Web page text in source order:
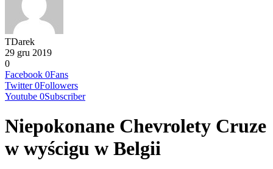
TDarek
29 gru 2019
0
Facebook 0Fans
Twitter 0Followers
Youtube 0Subscriber
Niepokonane Chevrolety Cruze
w wyścigu w Belgii